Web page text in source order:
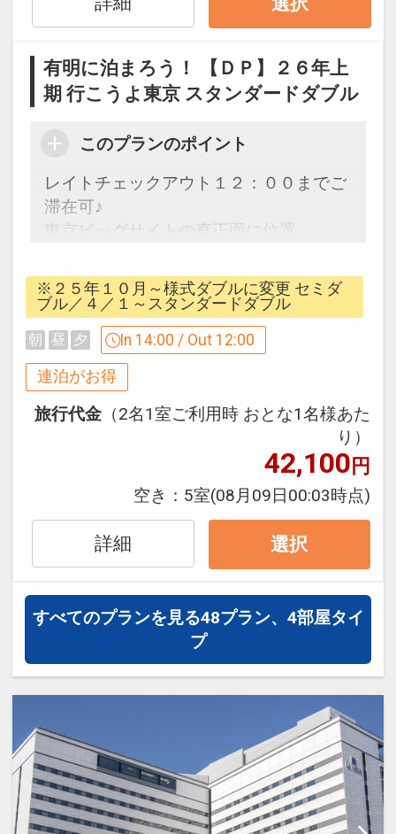
●通常11：00チェックアウトのところ、
「食事なしプラン」と「朝食付プラン」
●「食事なしプラン」と「朝食付プラ
※ご覧のページの
【食事条件】 をお確か
めのうえ、ご予約にお進みください。
30日
インターネットコース番号：DP-1-
17505891
有明に泊まろう！ 【ＤＰ】２６年上
期 行こうよ東京 スタンダードダブル
このプランのポイント
レイトチェックアウト１２：００までご
滞在可♪
東京ビッグサイトの真正面に位置。
【連泊するとお得！】 連泊割引がござい
ます
連泊の場合、
１泊目より １泊につき おひとり様
０円引
※割引適用後のご旅行代金は、カレンダ
ーからお進みいただいた後表示される
「空室照会結果確認画面」でご確認くだ
さい。
※宿泊期間中すべての日において人数・
氏名・客室タイプ・食事条件・プラン同
す。
翌朝はゆっくりチェックアウト♪
「食事なしプラン」と「朝食付プラン」
をご用意しています。
●「食事なしプラン」と「朝食付プラ
ン」を掲載しています。
※２５年１０月～様式ダブルに変更 セミダ
ブル／４／１～スタンダードダブル
朝 昼 夕 In 14:00 / Out 12:00
連泊がお得
旅行代金 （2名1室ご利用時 おとな1名様あた
り）
42,100円
空き： 5室(08月09日00:03時点)
詳細 選択
すべてのプランを見る48プラン、4部屋タイ
プ